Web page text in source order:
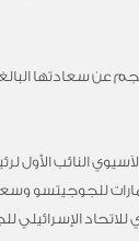
وديمة اليافعي لاعبة العين للجوجيتسو
النائب الأول
للجوجيتسو